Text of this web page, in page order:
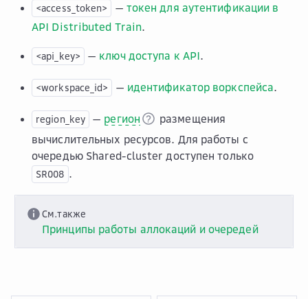
<access_token> — токен для аутентификации в
API Distributed Train.
<api_key> — ключ доступа к API.
<workspace_id> — идентификатор воркспейса.
region_key — регион
размещения
вычислительных ресурсов. Для работы с
очередью Shared-cluster доступен только
SR008 .
См.также
Принципы работы аллокаций и очередей